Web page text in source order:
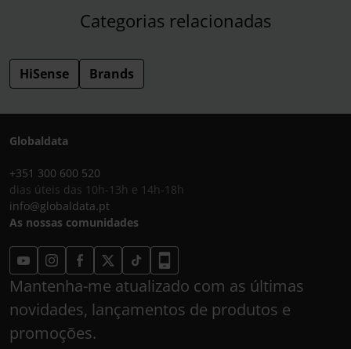
Categorias relacionadas
HiSense Brands
Globaldata
+351 300 600 520
dias úteis das 10h-13h e 14h-18h
info@globaldata.pt
As nossas comunidades
Mantenha-me atualizado com as últimas
novidades, lançamentos de produtos e
promoções.